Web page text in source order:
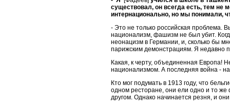
существовал, он всегда есть, тем
интернационально, но мы понимали,
- Это не только российская проблема.
национализм, фашизм не был убит.
неонацизм в Германии, и, сколько бы
парижским демонстрациям. Я недавно
Какая, к черту, объединенная Европа!
национализмом. А последняя война -
Кто мог подумать в 1913 году, что
одном ресторане, они ели одно и то же
другом. Однако начинается резня, и они